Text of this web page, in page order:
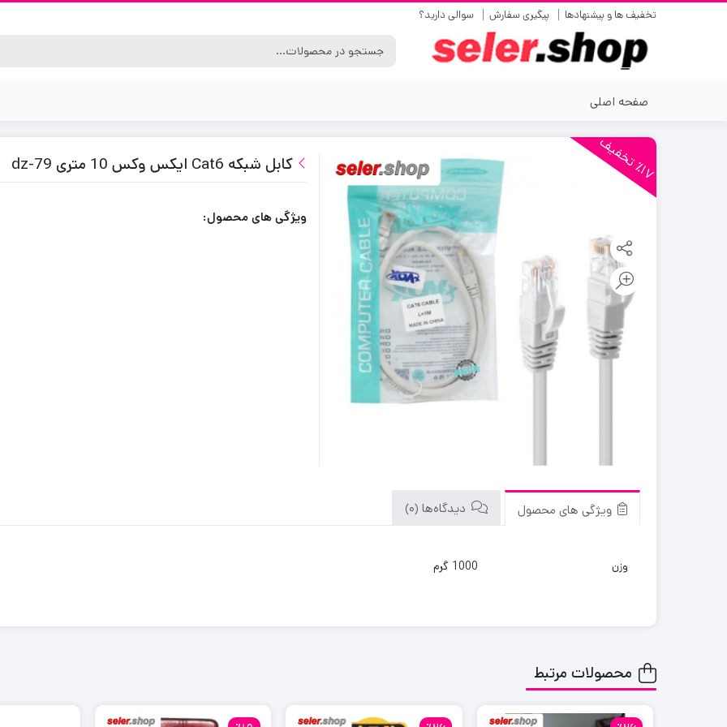
تخفیف ها و پیشنهادها پیگیری سفارش سوالی دارید؟
صفحه اصلی
٪1
7
ت
خ
ف
یف کابل شبکه Cat6 ایکس وکس 10 متری dz-79
ویژگی های محصول:
ویژگی های محصول دیدگاه‌ها (0)
وزن 1000 گرم
محصولات مرتبط